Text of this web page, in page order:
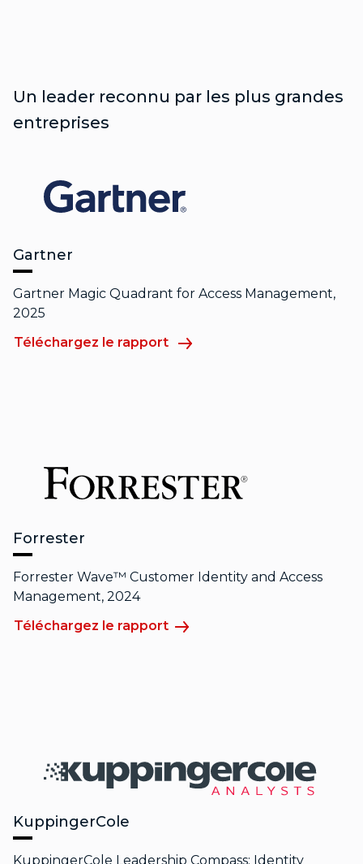
Un leader reconnu par les plus grandes
entreprises
Gartner
Gartner Magic Quadrant for Access Management,
2025
Téléchargez le rapport
Forrester
Forrester Wave™ Customer Identity and Access
Management, 2024
Téléchargez le rapport
KuppingerCole
KuppingerCole Leadership Compass: Identity